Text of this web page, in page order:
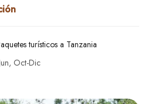
turísticos a Tanzania
Oct-Dic